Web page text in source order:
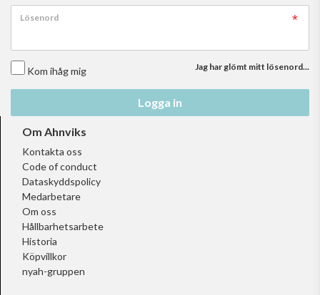
Lösenord
Kom ihåg mig Jag har glömt mitt lösenord...
Logga in
Om Ahnviks
Kontakta oss
Code of conduct
Dataskyddspolicy
Medarbetare
Om oss
Hållbarhetsarbete
Historia
Köpvillkor
nyah-gruppen